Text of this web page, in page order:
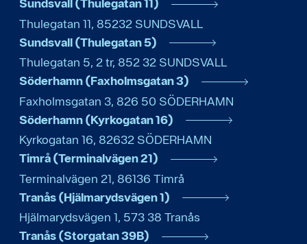
Sundsvall (Thulegatan 11)
Thulegatan 11, 85232 SUNDSVALL
Sundsvall (Thulegatan 5)
Thulegatan 5, 2 tr, 852 32 SUNDSVALL
Söderhamn (Faxholmsgatan 3)
Faxholmsgatan 3, 826 50 SÖDERHAMN
Söderhamn (Kyrkogatan 16)
Kyrkogatan 16, 82632 SÖDERHAMN
Timrå (Terminalvägen 21)
Terminalvägen 21, 86136 Timrå
Tranås (Hjälmarydsvägen 1)
Hjälmarydsvägen 1, 573 38 Tranås
Tranås (Storgatan 39B)